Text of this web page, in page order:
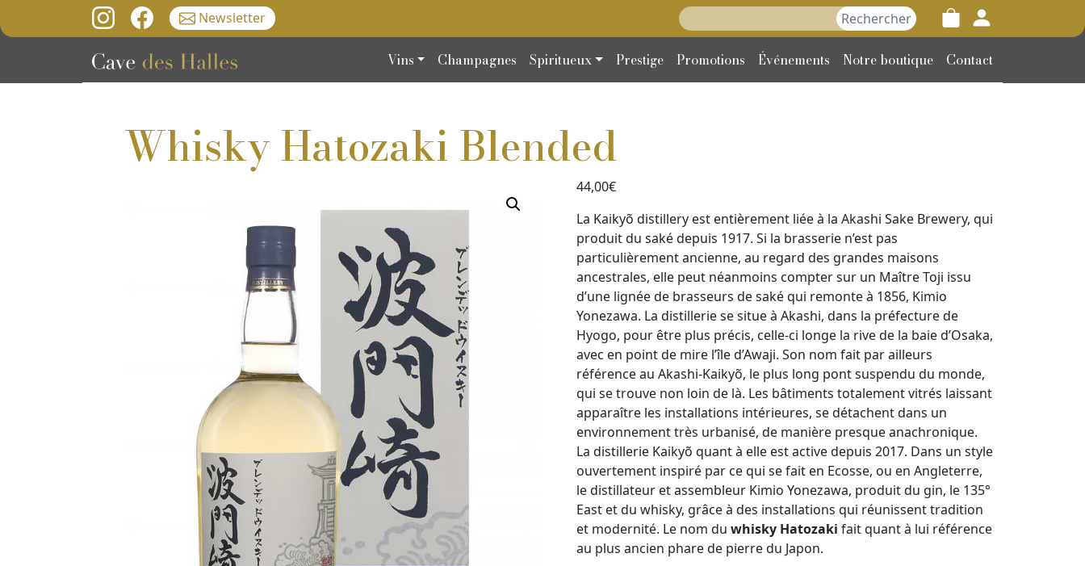
Newsletter
Rechercher :
Vins Champagnes Spiritueux Prestige Promotions Événements Notre boutique Contact
Whisky Hatozaki Blended
44,00€
La Kaikyõ distillery est entièrement liée à la Akashi Sake Brewery, qui
produit du saké depuis 1917. Si la brasserie n’est pas
particulièrement ancienne, au regard des grandes maisons
ancestrales, elle peut néanmoins compter sur un Maître Toji issu
d’une lignée de brasseurs de saké qui remonte à 1856, Kimio
Yonezawa. La distillerie se situe à Akashi, dans la préfecture de
Hyogo, pour être plus précis, celle-ci longe la rive de la baie d’Osaka,
avec en point de mire l’île d’Awaji. Son nom fait par ailleurs
référence au Akashi-Kaikyõ, le plus long pont suspendu du monde,
qui se trouve non loin de là. Les bâtiments totalement vitrés laissant
apparaître les installations intérieures, se détachent dans un
environnement très urbanisé, de manière presque anachronique.
La distillerie Kaikyõ quant à elle est active depuis 2017. Dans un style
ouvertement inspiré par ce qui se fait en Ecosse, ou en Angleterre,
le distillateur et assembleur Kimio Yonezawa, produit du gin, le 135°
East et du whisky, grâce à des installations qui réunissent tradition
et modernité. Le nom du whisky Hatozaki fait quant à lui référence
au plus ancien phare de pierre du Japon.